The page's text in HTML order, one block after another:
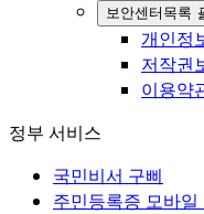
보안센터 목록
개인정
저작권
이용약
정부 서비스
국민비서 구삐
주민등록증 모바